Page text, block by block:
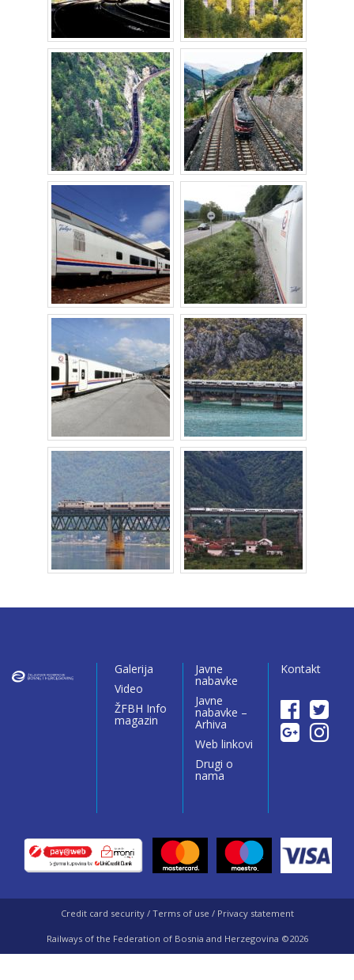
Galerija
Video
ŽFBH Info
magazin
Javne
nabavke
Javne
nabavke –
Arhiva
Web linkovi
Drugi o
nama
Kontakt
Credit card security / Terms of use / Privacy statement
Railways of the Federation of Bosnia and Herzegovina ©2026